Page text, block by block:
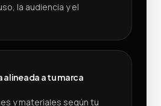
la audiencia y el
alineada a tu marca
y materiales según tu